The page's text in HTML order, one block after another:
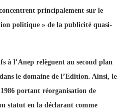
principalement sur le
politique » de la publicité quasi-
à l’Anep relèguent au second plan
le domaine de l’Edition. Ainsi, le
portant réorganisation de
statut en la déclarant comme